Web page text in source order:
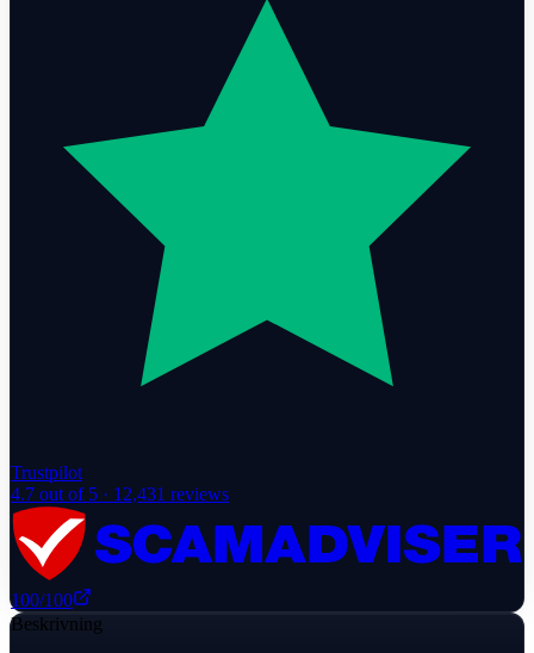
Trustpilot
4.7 out of 5 · 12,431 reviews
100/100
Beskrivning